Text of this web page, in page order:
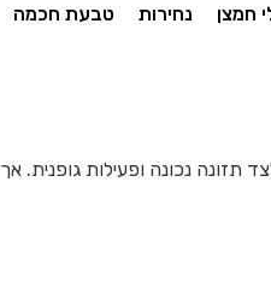
חמצן נחירות טבעת חכמה
תזונה נכונה ופעילות